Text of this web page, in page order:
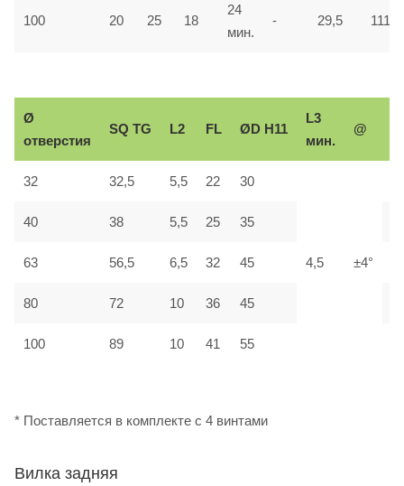
100 20 25 18
24
мин.
- 29,5 111
Ø
отверстия
SQ TG L2 FL ØD H11
L3
мин.
@
32 32,5 5,5 22 30
4,5 ±4°
40 38 5,5 25 35
63 56,5 6,5 32 45
80 72 10 36 45
100 89 10 41 55
* Поставляется в комплекте с 4 винтами
Вилка задняя